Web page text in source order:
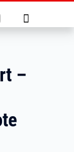
Anmelden
–